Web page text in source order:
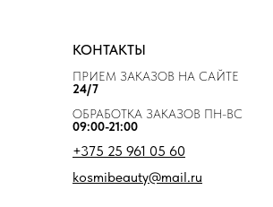
КОНТАКТЫ
ПРИЕМ ЗАКАЗОВ НА САЙТЕ
24/7
ОБРАБОТКА ЗАКАЗОВ ПН-ВС
09:00-21:00
+375 25 961 05 60
kosmibeauty@mail.ru